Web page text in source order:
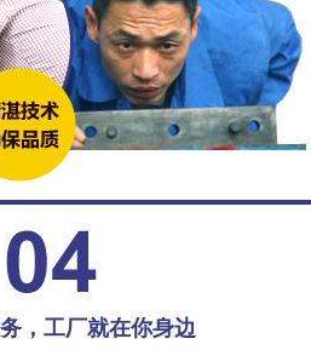
，工厂就在你身边